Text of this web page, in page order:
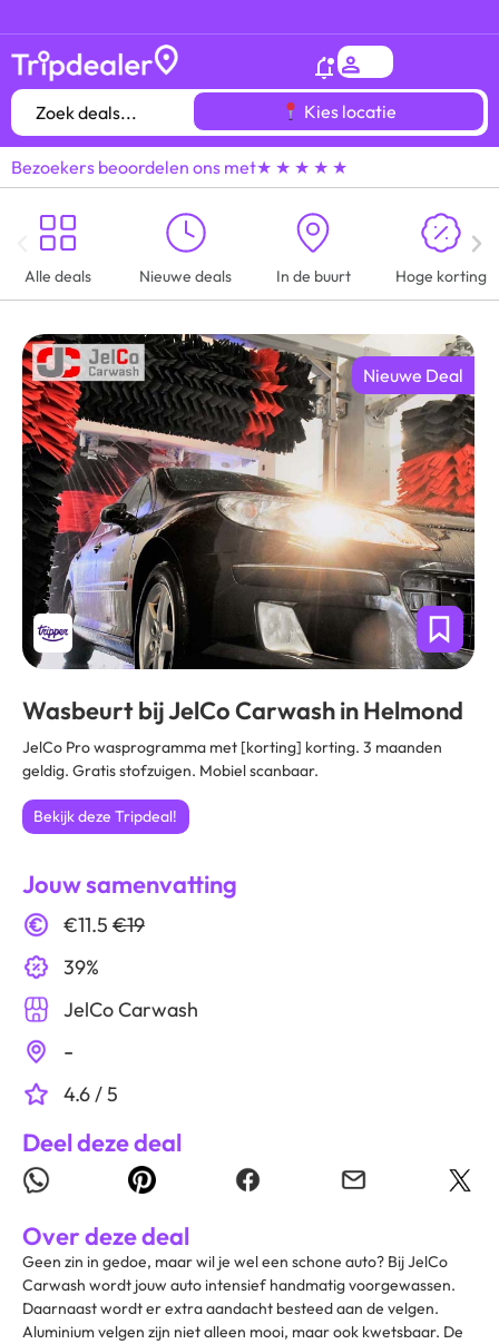
Hetgróótste voordeeluitjes overzichtvan heel
Kies locatie
Bezoekers beoordelen ons met★ ★ ★ ★ ★
Alle deals Nieuwe deals In de buurt Hoge korting
Nieuwe Deal
Wasbeurt bij JelCo Carwash in Helmond
JelCo Pro wasprogramma met [korting] korting. 3 maanden
geldig. Gratis stofzuigen. Mobiel scanbaar.
Bekijk deze Tripdeal!
Jouw samenvatting
€11.5 €19
39%
JelCo Carwash
-
4.6 / 5
Deel deze deal
Over deze deal
Geen zin in gedoe, maar wil je wel een schone auto? Bij JelCo
Carwash wordt jouw auto intensief handmatig voorgewassen.
Daarnaast wordt er extra aandacht besteed aan de velgen.
Aluminium velgen zijn niet alleen mooi, maar ook kwetsbaar. De